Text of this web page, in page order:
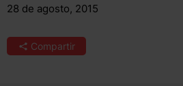
28 de agosto, 2015
Compartir